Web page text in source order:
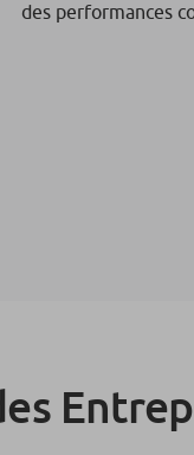
des performances